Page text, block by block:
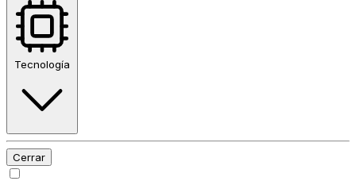
Tecnología
Cerrar